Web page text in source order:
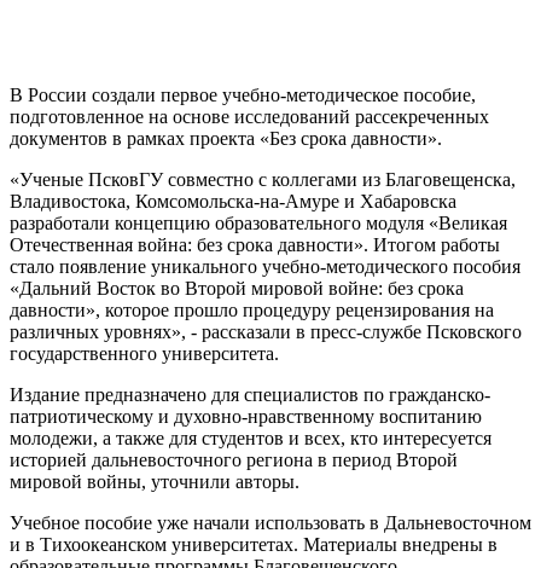
В России создали первое учебно-методическое пособие,
подготовленное на основе исследований рассекреченных
документов в рамках проекта «Без срока давности».
«Ученые ПсковГУ совместно с коллегами из Благовещенска,
Владивостока, Комсомольска-на-Амуре и Хабаровска
разработали концепцию образовательного модуля «Великая
Отечественная война: без срока давности». Итогом работы
стало появление уникального учебно-методического пособия
«Дальний Восток во Второй мировой войне: без срока
давности», которое прошло процедуру рецензирования на
различных уровнях», - рассказали в пресс-службе Псковского
государственного университета.
Издание предназначено для специалистов по гражданско-
патриотическому и духовно-нравственному воспитанию
молодежи, а также для студентов и всех, кто интересуется
историей дальневосточного региона в период Второй
мировой войны, уточнили авторы.
Учебное пособие уже начали использовать в Дальневосточном
и в Тихоокеанском университетах. Материалы внедрены в